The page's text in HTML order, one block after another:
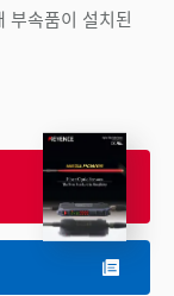
부속품이 설치된